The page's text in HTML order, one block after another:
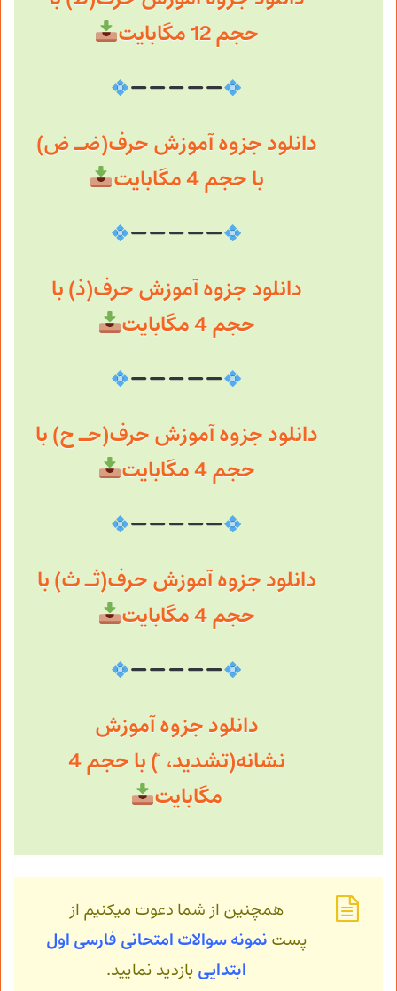
حجم 12 مگابایت
دانلود جزوه آموزش حرف(ضـ ض)
با حجم 4 مگابایت
دانلود جزوه آموزش حرف(ذ) با
حجم 4 مگابایت
دانلود جزوه آموزش حرف(حـ ح) با
حجم 4 مگابایت
دانلود جزوه آموزش حرف(ثـ ث) با
حجم 4 مگابایت
دانلود جزوه آموزش
نشانه(تشدید، ّ) با حجم 4
مگابایت
همچنین از شما دعوت میکنیم از
پست نمونه سوالات امتحانی فارسی اول
ابتدایی بازدید نمایید.